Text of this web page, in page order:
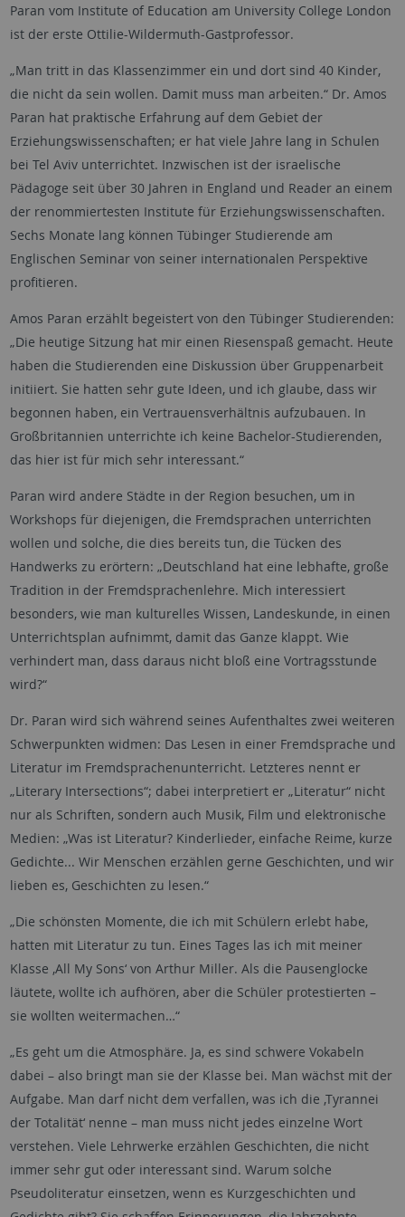
Paran vom Institute of Education am University College London
ist der erste Ottilie-Wildermuth-Gastprofessor.
„Man tritt in das Klassenzimmer ein und dort sind 40 Kinder,
die nicht da sein wollen. Damit muss man arbeiten.“ Dr. Amos
Paran hat praktische Erfahrung auf dem Gebiet der
Erziehungswissenschaften; er hat viele Jahre lang in Schulen
bei Tel Aviv unterrichtet. Inzwischen ist der israelische
Pädagoge seit über 30 Jahren in England und Reader an einem
der renommiertesten Institute für Erziehungswissenschaften.
Sechs Monate lang können Tübinger Studierende am
Englischen Seminar von seiner internationalen Perspektive
profitieren.
Amos Paran erzählt begeistert von den Tübinger Studierenden:
„Die heutige Sitzung hat mir einen Riesenspaß gemacht. Heute
haben die Studierenden eine Diskussion über Gruppenarbeit
initiiert. Sie hatten sehr gute Ideen, und ich glaube, dass wir
begonnen haben, ein Vertrauensverhältnis aufzubauen. In
Großbritannien unterrichte ich keine Bachelor-Studierenden,
das hier ist für mich sehr interessant.“
Paran wird andere Städte in der Region besuchen, um in
Workshops für diejenigen, die Fremdsprachen unterrichten
wollen und solche, die dies bereits tun, die Tücken des
Handwerks zu erörtern: „Deutschland hat eine lebhafte, große
Tradition in der Fremdsprachenlehre. Mich interessiert
besonders, wie man kulturelles Wissen, Landeskunde, in einen
Unterrichtsplan aufnimmt, damit das Ganze klappt. Wie
verhindert man, dass daraus nicht bloß eine Vortragsstunde
wird?“
Dr. Paran wird sich während seines Aufenthaltes zwei weiteren
Schwerpunkten widmen: Das Lesen in einer Fremdsprache und
Literatur im Fremdsprachenunterricht. Letzteres nennt er
„Literary Intersections“; dabei interpretiert er „Literatur“ nicht
nur als Schriften, sondern auch Musik, Film und elektronische
Medien: „Was ist Literatur? Kinderlieder, einfache Reime, kurze
Gedichte... Wir Menschen erzählen gerne Geschichten, und wir
lieben es, Geschichten zu lesen.“
„Die schönsten Momente, die ich mit Schülern erlebt habe,
hatten mit Literatur zu tun. Eines Tages las ich mit meiner
Klasse ‚All My Sons‘ von Arthur Miller. Als die Pausenglocke
läutete, wollte ich aufhören, aber die Schüler protestierten –
sie wollten weitermachen…“
„Es geht um die Atmosphäre. Ja, es sind schwere Vokabeln
dabei – also bringt man sie der Klasse bei. Man wächst mit der
Aufgabe. Man darf nicht dem verfallen, was ich die ‚Tyrannei
der Totalität‘ nenne – man muss nicht jedes einzelne Wort
verstehen. Viele Lehrwerke erzählen Geschichten, die nicht
immer sehr gut oder interessant sind. Warum solche
Pseudoliteratur einsetzen, wenn es Kurzgeschichten und